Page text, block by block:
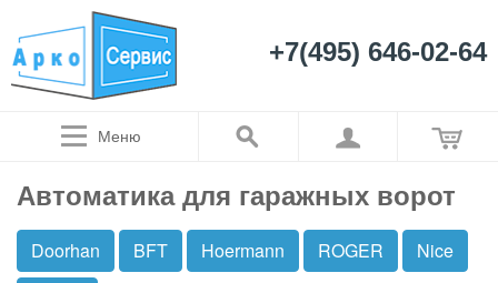
+7(495) 646-02-64
Меню
Автоматика для гаражных ворот
Doorhan BFT Hoermann ROGER
Nice